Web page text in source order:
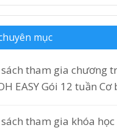
mục
tham gia chương
EASY Gói 12 tuần Cơ
tham gia khóa